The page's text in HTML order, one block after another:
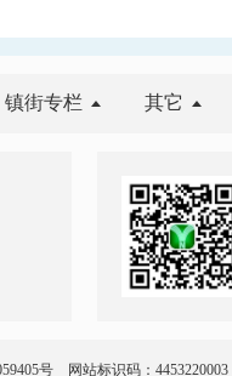
镇街专栏 其它
号 网站标识码：4453220003